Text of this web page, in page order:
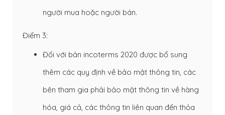
người mua hoặc người bán.
Điểm 3:
Đối với bản incoterms 2020 được bổ sung
thêm các quy định về bảo mật thông tin, các
bên tham gia phải bảo mật thông tin về hàng
hóa, giá cả, các thông tin liên quan đến thỏa